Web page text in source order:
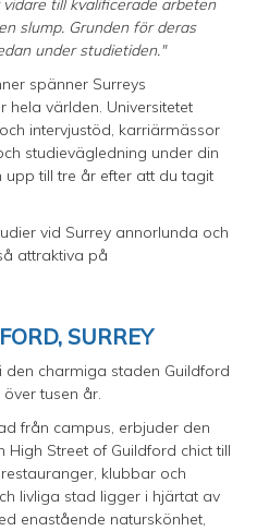
till kvalificerade arbeten
slump. Grunden för deras
under studietiden."
spänner Surreys
hela världen. Universitetet
intervjustöd, karriärmässor
studievägledning under din
till tre år efter att du tagit
vid Surrey annorlunda och
attraktiva på
SURREY
den charmiga staden Guildford
tusen år.
från campus, erbjuder den
High Street of Guildford chict till
klubbar och
livliga stad ligger i hjärtat av
enastående naturskönhet,